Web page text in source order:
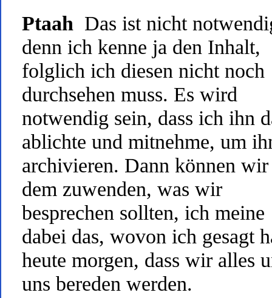
Ptaah Das ist nicht
denn ich kenne ja den Inhalt,
folglich ich diesen nicht noch
durchsehen muss. Es wird
notwendig sein, dass ich ihn
ablichte und mitnehme, um
archivieren. Dann können wir
dem zuwenden, was wir
besprechen sollten, ich meine
dabei das, wovon ich gesagt
heute morgen, dass wir alles
uns bereden werden.